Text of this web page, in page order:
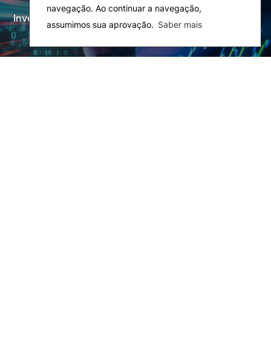
navegação. Ao continuar a navegação,
assumimos sua aprovação. Saber mais
Investigação e Projetos Laboratórios